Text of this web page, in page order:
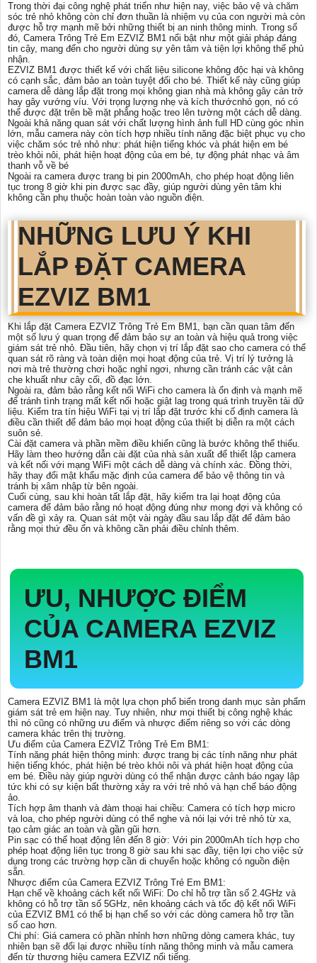
Trong thời đại công nghệ phát triển như hiện nay, việc bảo vệ và chăm
sóc trẻ nhỏ không còn chỉ đơn thuần là nhiệm vụ của con người mà còn
được hỗ trợ mạnh mẽ bởi những thiết bị an ninh thông minh. Trong số
đó, Camera Trông Trẻ Em EZVIZ BM1 nổi bật như một giải pháp đáng
tin cậy, mang đến cho người dùng sự yên tâm và tiện lợi không thể phủ
nhận.
EZVIZ BM1 được thiết kế với chất liệu silicone không độc hại và không
có cạnh sắc, đảm bảo an toàn tuyệt đối cho bé. Thiết kế này cũng giúp
camera dễ dàng lắp đặt trong mọi không gian nhà mà không gây cản trở
hay gây vướng víu. Với trọng lượng nhẹ và kích thướcnhỏ gọn, nó có
thể được đặt trên bề mặt phẳng hoặc treo lên tường một cách dễ dàng.
Ngoài khả năng quan sát với chất lượng hình ảnh full HD cùng góc nhìn
lớn, mẫu camera này còn tích hợp nhiều tính năng đặc biệt phục vụ cho
việc chăm sóc trẻ nhỏ như: phát hiện tiếng khóc và phát hiện em bé
trèo khỏi nôi, phát hiện hoạt động của em bé, tự động phát nhạc và âm
thanh vỗ về bé
Ngoài ra camera được trang bị pin 2000mAh, cho phép hoạt động liên
tục trong 8 giờ khi pin được sạc đầy, giúp người dùng yên tâm khi
không cần phụ thuộc hoàn toàn vào nguồn điện.
NHỮNG LƯU Ý KHI
LẮP ĐẶT CAMERA
EZVIZ BM1
Khi lắp đặt Camera EZVIZ Trông Trẻ Em BM1, bạn cần quan tâm đến
một số lưu ý quan trọng để đảm bảo sự an toàn và hiệu quả trong việc
giám sát trẻ nhỏ. Đầu tiên, hãy chọn vị trí lắp đặt sao cho camera có thể
quan sát rõ ràng và toàn diện mọi hoạt động của trẻ. Vị trí lý tưởng là
nơi mà trẻ thường chơi hoặc nghỉ ngơi, nhưng cần tránh các vật cản
che khuất như cây cối, đồ đạc lớn.
Ngoài ra, đảm bảo rằng kết nối WiFi cho camera là ổn định và mạnh mẽ
để tránh tình trạng mất kết nối hoặc giật lag trong quá trình truyền tải dữ
liệu. Kiểm tra tín hiệu WiFi tại vị trí lắp đặt trước khi cố định camera là
điều cần thiết để đảm bảo mọi hoạt động của thiết bị diễn ra một cách
suôn sẻ.
Cài đặt camera và phần mềm điều khiển cũng là bước không thể thiếu.
Hãy làm theo hướng dẫn cài đặt của nhà sản xuất để thiết lập camera
và kết nối với mạng WiFi một cách dễ dàng và chính xác. Đồng thời,
hãy thay đổi mật khẩu mặc định của camera để bảo vệ thông tin và
tránh bị xâm nhập từ bên ngoài.
Cuối cùng, sau khi hoàn tất lắp đặt, hãy kiểm tra lại hoạt động của
camera để đảm bảo rằng nó hoạt động đúng như mong đợi và không có
vấn đề gì xảy ra. Quan sát một vài ngày đầu sau lắp đặt để đảm bảo
rằng mọi thứ đều ổn và không cần phải điều chỉnh thêm.
ƯU, NHƯỢC ĐIỂM
CỦA CAMERA EZVIZ
BM1
Camera EZVIZ BM1 là một lựa chọn phổ biến trong danh mục sản phẩm
giám sát trẻ em hiện nay. Tuy nhiên, như mọi thiết bị công nghệ khác
thì nó cũng có những ưu điểm và nhược điểm riêng so với các dòng
camera khác trên thị trường.
Ưu điểm của Camera EZVIZ Trông Trẻ Em BM1:
Tính năng phát hiện thông minh: được trang bị các tính năng như phát
hiện tiếng khóc, phát hiện bé trèo khỏi nôi và phát hiện hoạt động của
em bé. Điều này giúp người dùng có thể nhận được cảnh báo ngay lập
tức khi có sự kiện bất thường xảy ra với trẻ nhỏ và hạn chế báo động
ảo.
Tích hợp âm thanh và đàm thoại hai chiều: Camera có tích hợp micro
và loa, cho phép người dùng có thể nghe và nói lại với trẻ nhỏ từ xa,
tạo cảm giác an toàn và gần gũi hơn.
Pin sạc có thể hoạt động lên đến 8 giờ: Với pin 2000mAh tích hợp cho
phép hoạt động liên tục trong 8 giờ sau khi sạc đầy, tiện lợi cho việc sử
dụng trong các trường hợp cần di chuyển hoặc không có nguồn điện
sẵn.
Nhược điểm của Camera EZVIZ Trông Trẻ Em BM1:
Hạn chế về khoảng cách kết nối WiFi: Do chỉ hỗ trợ tần số 2.4GHz và
không có hỗ trợ tần số 5GHz, nên khoảng cách và tốc độ kết nối WiFi
của EZVIZ BM1 có thể bị hạn chế so với các dòng camera hỗ trợ tần
số cao hơn.
Chi phí: Giá camera có phần nhỉnh hơn những dòng camera khác, tuy
nhiên bạn sẽ đổi lại được nhiều tính năng thông minh và mẫu camera
đến từ thương hiệu camera EZVIZ nổi tiếng.